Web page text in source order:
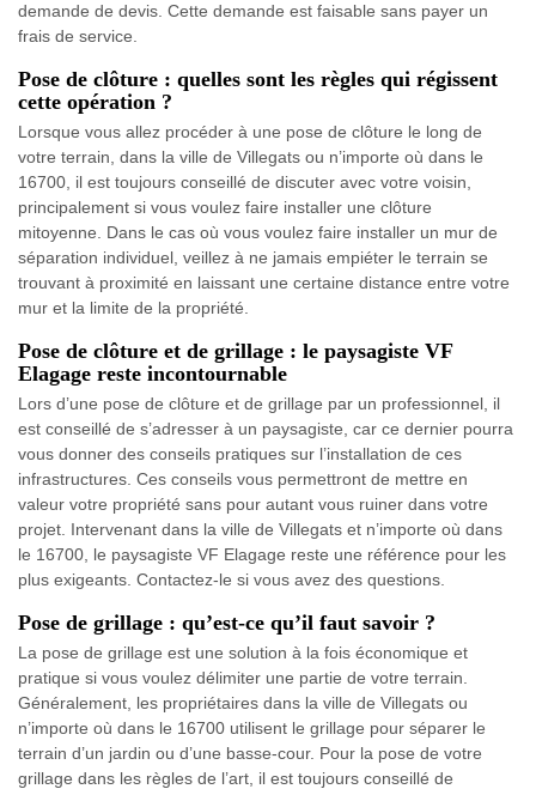
demande de devis. Cette demande est faisable sans payer un
frais de service.
Pose de clôture : quelles sont les règles qui régissent
cette opération ?
Lorsque vous allez procéder à une pose de clôture le long de
votre terrain, dans la ville de Villegats ou n’importe où dans le
16700, il est toujours conseillé de discuter avec votre voisin,
principalement si vous voulez faire installer une clôture
mitoyenne. Dans le cas où vous voulez faire installer un mur de
séparation individuel, veillez à ne jamais empiéter le terrain se
trouvant à proximité en laissant une certaine distance entre votre
mur et la limite de la propriété.
Pose de clôture et de grillage : le paysagiste VF
Elagage reste incontournable
Lors d’une pose de clôture et de grillage par un professionnel, il
est conseillé de s’adresser à un paysagiste, car ce dernier pourra
vous donner des conseils pratiques sur l’installation de ces
infrastructures. Ces conseils vous permettront de mettre en
valeur votre propriété sans pour autant vous ruiner dans votre
projet. Intervenant dans la ville de Villegats et n’importe où dans
le 16700, le paysagiste VF Elagage reste une référence pour les
plus exigeants. Contactez-le si vous avez des questions.
Pose de grillage : qu’est-ce qu’il faut savoir ?
La pose de grillage est une solution à la fois économique et
pratique si vous voulez délimiter une partie de votre terrain.
Généralement, les propriétaires dans la ville de Villegats ou
n’importe où dans le 16700 utilisent le grillage pour séparer le
terrain d’un jardin ou d’une basse-cour. Pour la pose de votre
grillage dans les règles de l’art, il est toujours conseillé de